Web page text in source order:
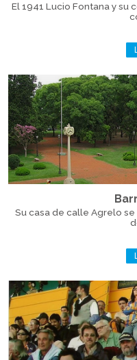
El 1941 Lucio Fontana y su
Su casa de calle Agrelo